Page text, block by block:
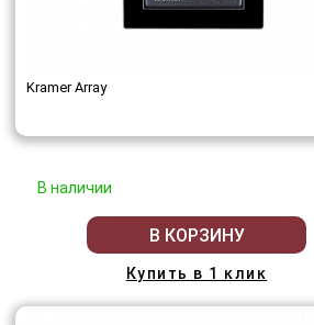
Kramer Array
В наличии
В КОРЗИНУ
Купить в 1 клик